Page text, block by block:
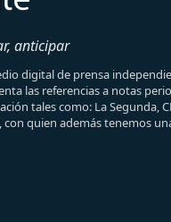
anticipar
digital de prensa
las referencias a notas
tales como: La Segunda,
con quien además tenemos